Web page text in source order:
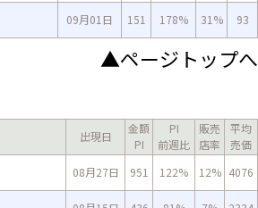
09月01日 151 178% 31% 93
▲ページトップへ
出現日
金額
PI
PI
前週比
販売
店率
平均
売価
08月27日
951 122% 12% 4076